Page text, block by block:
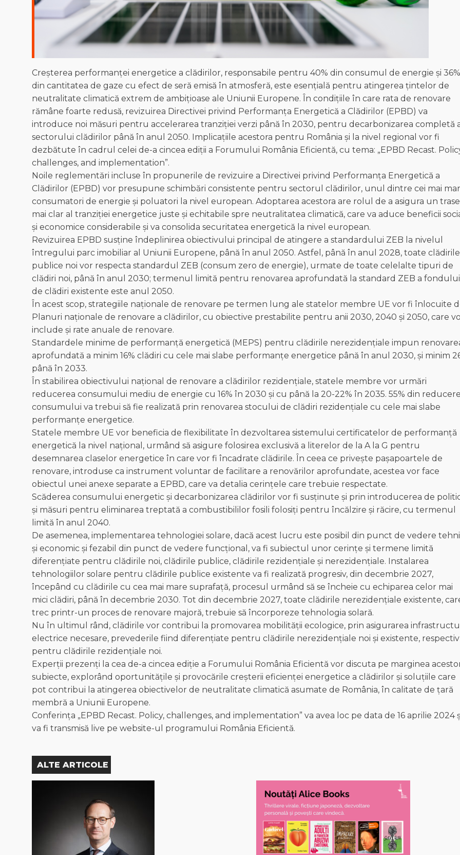
Creșterea performanței energetice a clădirilor, responsabile pentru 40% din consumul de energie și 36%
din cantitatea de gaze cu efect de seră emisă în atmosferă, este esențială pentru atingerea țintelor de
neutralitate climatică extrem de ambițioase ale Uniunii Europene. În condițiile în care rata de renovare
rămâne foarte redusă, revizuirea Directivei privind Performanța Energetică a Clădirilor (EPBD) va
introduce noi măsuri pentru accelerarea tranziției verzi până în 2030, pentru decarbonizarea completă
sectorului clădirilor până în anul 2050. Implicațiile acestora pentru România și la nivel regional vor fi
dezbătute în cadrul celei de-a cincea ediții a Forumului România Eficientă, cu tema: „EPBD Recast.
challenges, and implementation”.
Noile reglementări incluse în propunerile de revizuire a Directivei privind Performanța Energetică a
Clădirilor (EPBD) vor presupune schimbări consistente pentru sectorul clădirilor, unul dintre cei mai
consumatori de energie și poluatori la nivel european. Adoptarea acestora are rolul de a asigura un
mai clar al tranziției energetice juste și echitabile spre neutralitatea climatică, care va aduce beneficii
și economice considerabile și va consolida securitatea energetică la nivel european.
Revizuirea EPBD susține îndeplinirea obiectivului principal de atingere a standardului ZEB la nivelul
întregului parc imobiliar al Uniunii Europene, până în anul 2050. Astfel, până în anul 2028, toate clădirile
publice noi vor respecta standardul ZEB (consum zero de energie), urmate de toate celelalte tipuri de
clădiri noi, până în anul 2030; termenul limită pentru renovarea aprofundată la standard ZEB a fondului
de clădiri existente este anul 2050.
În acest scop, strategiile naționale de renovare pe termen lung ale statelor membre UE vor fi înlocuite
Planuri naționale de renovare a clădirilor, cu obiective prestabilite pentru anii 2030, 2040 și 2050, care
include și rate anuale de renovare.
Standardele minime de performanță energetică (MEPS) pentru clădirile nerezidențiale impun
aprofundată a minim 16% clădiri cu cele mai slabe performanțe energetice până în anul 2030, și minim
până în 2033.
În stabilirea obiectivului național de renovare a clădirilor rezidențiale, statele membre vor urmări
reducerea consumului mediu de energie cu 16% în 2030 și cu până la 20-22% în 2035. 55% din
consumului va trebui să fie realizată prin renovarea stocului de clădiri rezidențiale cu cele mai slabe
performanțe energetice.
Statele membre UE vor beneficia de flexibilitate în dezvoltarea sistemului certificatelor de performanță
energetică la nivel național, urmând să asigure folosirea exclusivă a literelor de la A la G pentru
desemnarea claselor energetice în care vor fi încadrate clădirile. În ceea ce privește pașapoartele de
renovare, introduse ca instrument voluntar de facilitare a renovărilor aprofundate, acestea vor face
obiectul unei anexe separate a EPBD, care va detalia cerințele care trebuie respectate.
Scăderea consumului energetic și decarbonizarea clădirilor vor fi susținute și prin introducerea de
și măsuri pentru eliminarea treptată a combustibililor fosili folosiți pentru încălzire și răcire, cu termenul
limită în anul 2040.
De asemenea, implementarea tehnologiei solare, dacă acest lucru este posibil din punct de vedere
și economic și fezabil din punct de vedere funcțional, va fi subiectul unor cerințe și termene limită
diferențiate pentru clădirile noi, clădirile publice, clădirile rezidențiale și nerezidențiale. Instalarea
tehnologiilor solare pentru clădirile publice existente va fi realizată progresiv, din decembrie 2027,
începând cu clădirile cu cea mai mare suprafață, procesul urmând să se încheie cu echiparea celor mai
mici clădiri, până în decembrie 2030. Tot din decembrie 2027, toate clădirile nerezidențiale existente,
trec printr-un proces de renovare majoră, trebuie să încorporeze tehnologia solară.
Nu în ultimul rând, clădirile vor contribui la promovarea mobilității ecologice, prin asigurarea
electrice necesare, prevederile fiind diferențiate pentru clădirile nerezidențiale noi și existente, respectiv
pentru clădirile rezidențiale noi.
Experții prezenți la cea de-a cincea ediție a Forumului România Eficientă vor discuta pe marginea
subiecte, explorând oportunitățile și provocările creșterii eficienței energetice a clădirilor și soluțiile care
pot contribui la atingerea obiectivelor de neutralitate climatică asumate de România, în calitate de țară
membră a Uniunii Europene.
Conferința „EPBD Recast. Policy, challenges, and implementation” va avea loc pe data de 16 aprilie 2024
va fi transmisă live pe website-ul programului România Eficientă.
ALTE ARTICOLE